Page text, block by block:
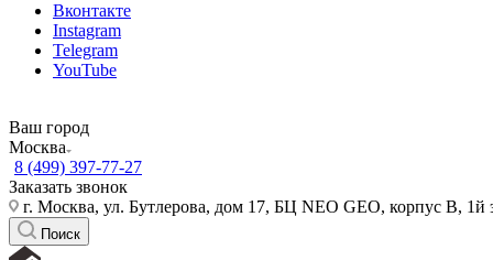
Вконтакте
Instagram
Telegram
YouTube
Ваш город
Москва
8 (499) 397-77-27
Заказать звонок
г. Москва, ул. Бутлерова, дом 17, БЦ NEO GEO, корпус В, 1й
Поиск